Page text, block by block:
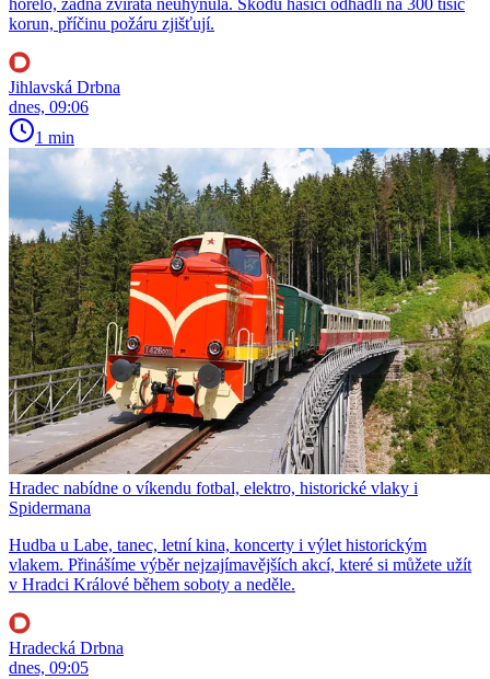
hořelo, žádná zvířata neuhynula. Škodu hasiči odhadli na 300 tisíc
korun, příčinu požáru zjišťují.
Jihlavská Drbna
dnes, 09:06
1 min
Hradec nabídne o víkendu fotbal, elektro, historické vlaky i
Spidermana
Hudba u Labe, tanec, letní kina, koncerty i výlet historickým
vlakem. Přinášíme výběr nejzajímavějších akcí, které si můžete užít
v Hradci Králové během soboty a neděle.
Hradecká Drbna
dnes, 09:05